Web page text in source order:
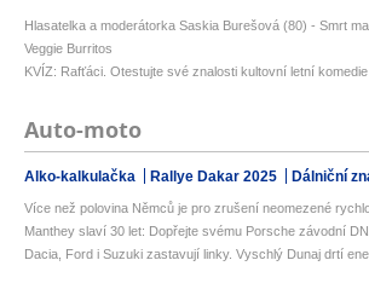
Hlasatelka a moderátorka Saskia Burešová (80) - Smrt
Veggie Burritos
KVÍZ: Rafťáci. Otestujte své znalosti kultovní letní komedie
Auto-moto
Alko-kalkulačka Rallye Dakar 2025 Dálniční
Více než polovina Němců je pro zrušení neomezené
Manthey slaví 30 let: Dopřejte svému Porsche závodní
Dacia, Ford i Suzuki zastavují linky. Vyschlý Dunaj drtí